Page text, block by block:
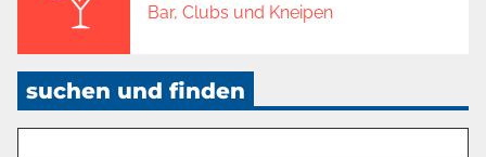
Bar, Clubs und Kneipen
suchen und finden